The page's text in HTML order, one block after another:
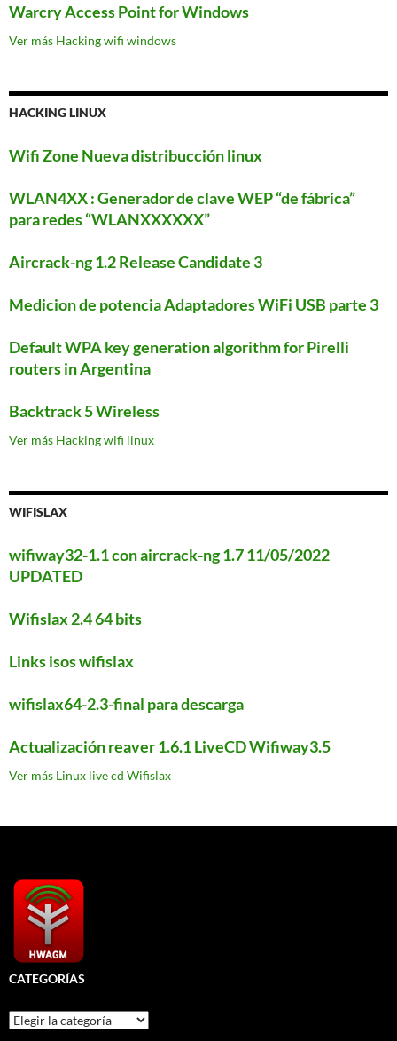
Warcry Access Point for Windows
Ver más Hacking wifi windows
HACKING LINUX
Wifi Zone Nueva distribucción linux
WLAN4XX : Generador de clave WEP “de fábrica”
para redes “WLANXXXXXX”
Aircrack-ng 1.2 Release Candidate 3
Medicion de potencia Adaptadores WiFi USB parte 3
Default WPA key generation algorithm for Pirelli
routers in Argentina
Backtrack 5 Wireless
Ver más Hacking wifi linux
WIFISLAX
wifiway32-1.1 con aircrack-ng 1.7 11/05/2022
UPDATED
Wifislax 2.4 64 bits
Links isos wifislax
wifislax64-2.3-final para descarga
Actualización reaver 1.6.1 LiveCD Wifiway3.5
Ver más Linux live cd Wifislax
CATEGORÍAS
Categorías